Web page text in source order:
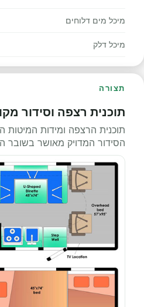
מיכל מים דלוחים
מיכל דלק
תצורה
תוכנית רצפה וסידור
תוכנית הרצפה ומידות המיטות
הסידור המדויק מאושר בשובר